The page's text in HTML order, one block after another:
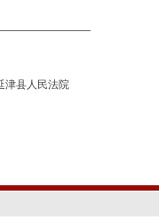
津县人民法院